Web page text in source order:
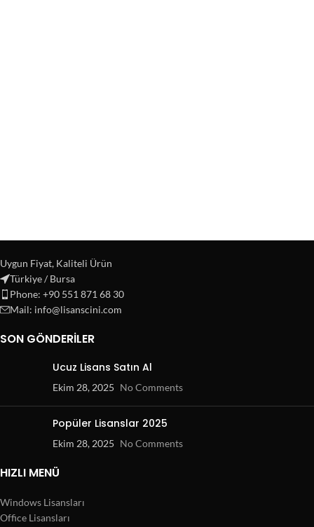
Uygun Fiyat, Kaliteli Ürün
Türkiye / Bursa
Phone: +90 551 871 68 30
Mail: info@lisanscini.com
SON GÖNDERILER
Ucuz Lisans Satın Al
Ekim 28, 2025 No Comments
Popüler Lisanslar 2025
Ekim 28, 2025 No Comments
HIZLI MENÜ
Windows Lisansları
Office Lisansları